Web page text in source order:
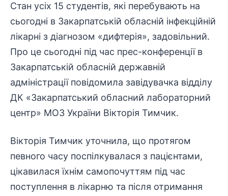
Стан усіх 15 студентів, які перебувають на
сьогодні в Закарпатській обласній інфекційній
лікарні з діагнозом «дифтерія», задовільний.
Про це сьогодні під час прес-конференції в
Закарпатській обласній державній
адміністрації повідомила завідувачка відділу
ДК «Закарпатський обласний лабораторний
центр» МОЗ України Вікторія Тимчик.
Вікторія Тимчик уточнила, що протягом
певного часу поспілкувалася з пацієнтами,
цікавилася їхнім самопочуттям під час
поступлення в лікарню та після отримання